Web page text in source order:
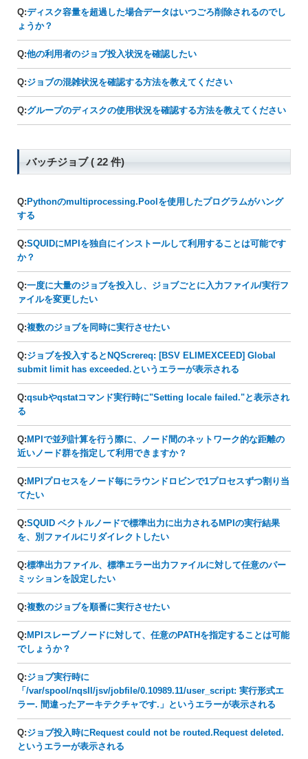
Q:ディスク容量を超過した場合データはいつごろ削除されるのでし
ょうか？
Q:他の利用者のジョブ投入状況を確認したい
Q:ジョブの混雑状況を確認する方法を教えてください
Q:グループのディスクの使用状況を確認する方法を教えてください
バッチジョブ ( 22 件)
Q: Pythonのmultiprocessing.Poolを使用したプログラムがハング
する
Q:SQUIDにMPIを独自にインストールして利用することは可能です
か？
Q:一度に大量のジョブを投入し、ジョブごとに入力ファイル/実行フ
ァイルを変更したい
Q:複数のジョブを同時に実行させたい
Q:ジョブを投入するとNQScrereq: [BSV ELIMEXCEED] Global
submit limit has exceeded.というエラーが表示される
Q:qsubやqstatコマンド実行時に"Setting locale failed."と表示され
る
Q: MPIで並列計算を行う際に、ノード間のネットワーク的な距離の
近いノード群を指定して利用できますか？
Q: MPIプロセスをノード毎にラウンドロビンで1プロセスずつ割り当
てたい
Q:SQUID ベクトルノードで標準出力に出力されるMPIの実行結果
を、別ファイルにリダイレクトしたい
Q:標準出力ファイル、標準エラー出力ファイルに対して任意のパー
ミッションを設定したい
Q:複数のジョブを順番に実行させたい
Q: MPIスレーブノードに対して、任意のPATHを指定することは可能
でしょうか？
Q:ジョブ実行時に
「/var/spool/nqsII/jsv/jobfile/0.10989.11/user_script: 実行形式エ
ラー. 間違ったアーキテクチャです.」というエラーが表示される
Q:ジョブ投入時にRequest could not be routed.Request deleted.
というエラーが表示される